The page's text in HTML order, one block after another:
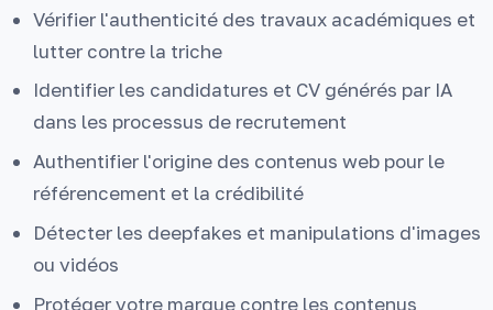
Vérifier l'authenticité des travaux académiques et
lutter contre la triche
Identifier les candidatures et CV générés par IA
dans les processus de recrutement
Authentifier l'origine des contenus web pour le
référencement et la crédibilité
Détecter les deepfakes et manipulations d'images
ou vidéos
Protéger votre marque contre les contenus